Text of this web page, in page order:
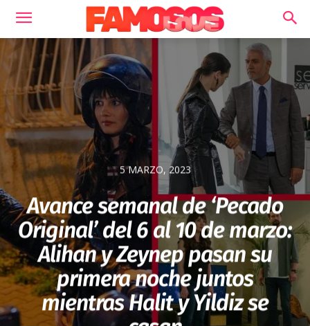
5 MARZO, 2023
Avance semanal de ‘Pecado
Original’ del 6 al 10 de marzo:
Alihan y Zeynep pasan su
primera noche juntos
mientras Halit y Yildiz se